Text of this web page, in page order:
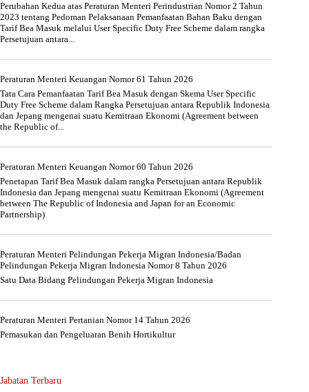
Perubahan Kedua atas Peraturan Menteri Perindustrian Nomor 2 Tahun
2023 tentang Pedoman Pelaksanaan Pemanfaatan Bahan Baku dengan
Tarif Bea Masuk melalui User Specific Duty Free Scheme dalam rangka
Persetujuan antara...
Peraturan Menteri Keuangan Nomor 61 Tahun 2026
Tata Cara Pemanfaatan Tarif Bea Masuk dengan Skema User Specific
Duty Free Scheme dalam Rangka Persetujuan antara Republik Indonesia
dan Jepang mengenai suatu Kemitraan Ekonomi (Agreement between
the Republic of...
Peraturan Menteri Keuangan Nomor 60 Tahun 2026
Penetapan Tarif Bea Masuk dalam rangka Persetujuan antara Republik
Indonesia dan Jepang mengenai suatu Kemitraan Ekonomi (Agreement
between The Republic of Indonesia and Japan for an Economic
Partnership)
Peraturan Menteri Pelindungan Pekerja Migran Indonesia/Badan
Pelindungan Pekerja Migran Indonesia Nomor 8 Tahun 2026
Satu Data Bidang Pelindungan Pekerja Migran Indonesia
Peraturan Menteri Pertanian Nomor 14 Tahun 2026
Pemasukan dan Pengeluaran Benih Hortikultur
Jabatan Terbaru